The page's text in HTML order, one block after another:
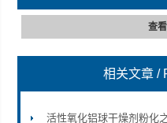
查
相关文章 /
活性氧化铝球干燥剂粉化